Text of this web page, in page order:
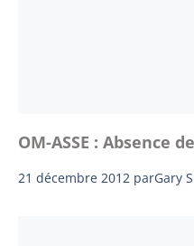
OM-ASSE : Absence
21 décembre 2012 parGary